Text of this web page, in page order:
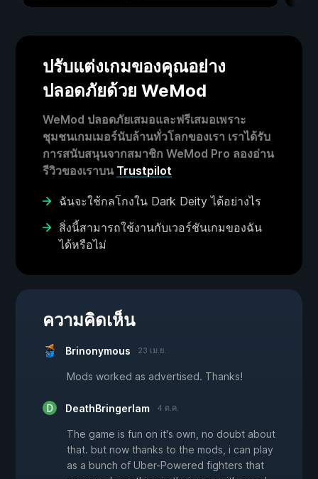
ปรับแต่งเกมของคุณอย่าง
ปลอดภัยด้วย WeMod
WeMod ปลอดภัยเสมอและฟรีเสมอเพราะ
ชุมชนเกมเมอร์นับล้านทั่วโลกของเรา เราได้รับ
การสนับสนุนจากสมาชิก WeMod Pro ลองอ่าน
รีวิวของเราบน Trustpilot
ฉันจะใช้กลโกงใน Dark Deity ได้อย่างไร
สิ่งนี้สามารถใช้งานกับเวอร์ชันเกมของฉัน
ได้หรือไม่
ความคิดเห็น
Brinonymous 23 เม.ย.
Mods worked as advertised. Thanks!
DeathBringerIam 4 ต.ค.
The game is fun on it's own, no doubt about
that. but now thanks to the mods, i can play
as a bunch of Uber-Powered fighters that